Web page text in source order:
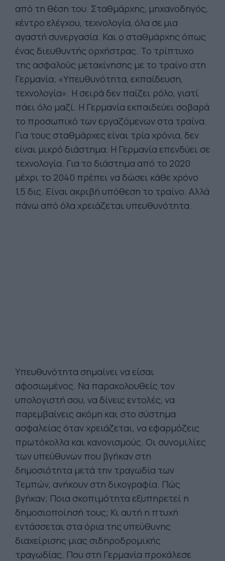
από τη θέση του. Σταθμάρχης, μηχανοδηγός,
κέντρο ελέγχου, τεχνολογία, όλα σε μια
αγαστή συνεργασία. Και ο σταθμάρχης όπως
ένας διευθυντής ορχήστρας. Το τρίπτυχο
της ασφαλούς μετακίνησης με το τραίνο στη
Γερμανία; «Υπευθυνότητα, εκπαίδευση,
τεχνολογία». Η σειρά δεν παίζει ρόλο, γιατί
πάει όλο μαζί. Η Γερμανία εκπαιδεύει σοβαρά
το προσωπικό των εργαζόμενων στα τραίνα.
Για τους σταθμάρχες είναι τρία χρόνια, δεν
είναι μικρό διάστημα. Η Γερμανία επενδύει σε
τεχνολογία. Για το διάστημα από το 2020
μέχρι το 2040 πρέπει να δώσει κάθε χρόνο
1,5 δις. Είναι ακριβή υπόθεση το τραίνο. Αλλά
πάνω από όλα χρειάζεται υπευθυνότητα.
Υπευθυνότητα σημαίνει να είσαι
αφοσιωμένος. Να παρακολουθείς τον
υπολογιστή σου, να δίνεις εντολές, να
παρεμβαίνεις ακόμη και στο σύστημα
ασφαλείας όταν χρειάζεται, να εφαρμόζεις
πρωτόκολλα και κανονισμούς. Οι συνομιλίες
των υπεύθυνων που βγήκαν στη
δημοσιότητα μετά την τραγωδία των
Τεμπών, ανήκουν στη δικογραφία. Πώς
βγήκαν; Ποια σκοπιμότητα εξυπηρετεί η
δημοσιοποίησή τους; Κι αυτή η πτυχή
εντάσσεται στα όρια της υπεύθυνης
διαχείρισης μιας σιδηροδρομικής
τραγωδίας. Που στη Γερμανία προκάλεσε